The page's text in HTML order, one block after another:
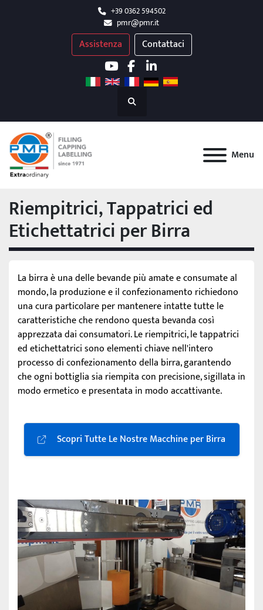
+39 0362 594502
pmr@pmr.it
Assistenza Contattaci
youtube
facebook
linkedin
Cerca
Menu
Riempitrici, Tappatrici ed
Etichettatrici per Birra
La birra è una delle bevande più amate e consumate al
mondo, la produzione e il confezionamento richiedono
una cura particolare per mantenere intatte tutte le
caratteristiche che rendono questa bevanda così
apprezzata dai consumatori. Le riempitrici, le tappatrici
ed etichettatrici sono elementi chiave nell'intero
processo di confezionamento della birra, garantendo
che ogni bottiglia sia riempita con precisione, sigillata in
modo ermetico e presentata in modo accattivante.
Scopri Tutte Le Nostre Macchine per Birra